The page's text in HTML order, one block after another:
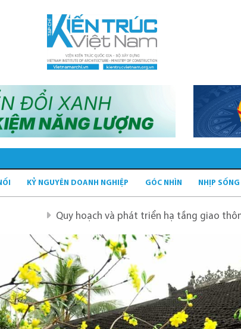
KỶ NGUYÊN DOANH NGHIỆP GÓC NHÌN NHỊP
hoạch và phát triển hạ tầng giao thông tĩnh xanh